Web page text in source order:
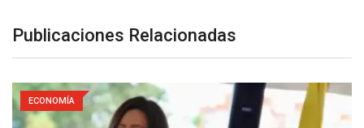
Publicaciones Relacionadas
ECONOMÍA